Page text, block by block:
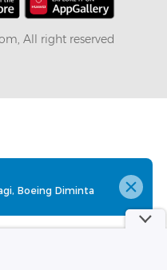
All right reserved
Boeing Diminta